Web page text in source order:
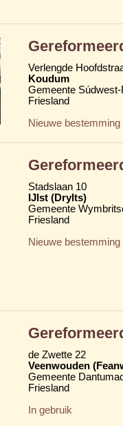
Verlengde
Koudum
Gemeente
Friesland
Nieuwe bestemming
Stadslaan 10
IJlst (Drylts)
Gemeente
Friesland
Nieuwe bestemming
de Zwette 22
Veenwouden
Gemeente
Friesland
In gebruik